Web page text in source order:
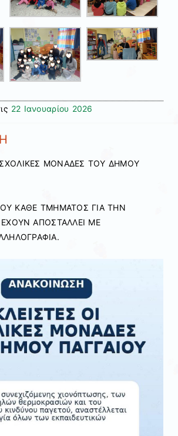
22 Ιανουαρίου 2026
ΣΧΟΛΙΚΕΣ ΜΟΝΑΔΕΣ ΤΟΥ ΔΗΜΟΥ
ΚΑΘΕ ΤΜΗΜΑΤΟΣ ΓΙΑ ΤΗΝ
ΑΠΟΣΤΑΛΛΕΙ ΜΕ